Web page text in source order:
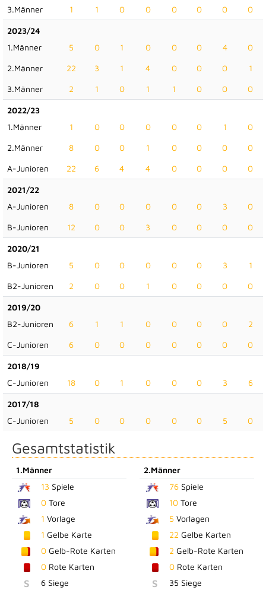
3.Männer 1 1 0 0 0 0 0 0
2023/24
1.Männer
5 0 1 0 0 0 4 0
2.Männer 22 3 1 4 0 0 0 1
3.Männer 2 1 0 1 1 0 0 0
2022/23
1.Männer
1 0 0 0 0 0 1 0
2.Männer 8 0 0 1 0 0 0 0
A-Junioren 22 6 4 4 0 0 0 0
2021/22
A-Junioren
8 0 0 0 0 0 3 0
B-Junioren 12 0 0 3 0 0 0 0
2020/21
B-Junioren
5 0 0 0 0 0 3 1
B2-Junioren 2 0 0 1 0 0 0 0
2019/20
B2-Junioren
6 1 1 0 0 0 0 2
C-Junioren 6 0 0 0 0 0 0 0
2018/19
C-Junioren
18 0 1 0 0 0 3 6
2017/18
C-Junioren
5 0 0 0 0 0 5 0
Gesamtstatistik
1.Männer
13 Spiele
0 Tore
1 Vorlage
1 Gelbe Karte
0 Gelb-Rote Karten
0 Rote Karten
S 6 Siege
2.Männer
76Spiele
10Tore
5 Vorlagen
22 Gelbe Karten
2 Gelb-Rote Karten
0Rote Karten
S 35 Siege